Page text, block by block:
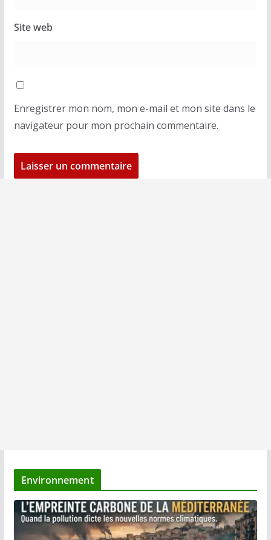
Site web
Enregistrer mon nom, mon e-mail et mon site dans le
navigateur pour mon prochain commentaire.
Environnement